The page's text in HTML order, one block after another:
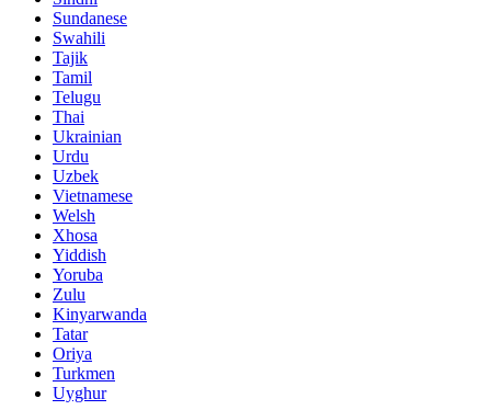
Sundanese
Swahili
Tajik
Tamil
Telugu
Thai
Ukrainian
Urdu
Uzbek
Vietnamese
Welsh
Xhosa
Yiddish
Yoruba
Zulu
Kinyarwanda
Tatar
Oriya
Turkmen
Uyghur